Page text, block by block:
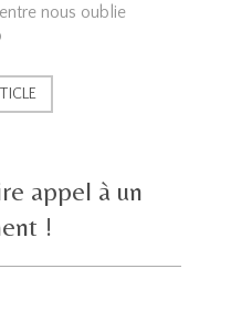
nous oublie
appel à un
!